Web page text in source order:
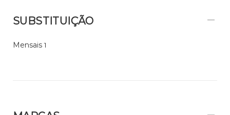
SUBSTITUIÇÃO
Mensais 1